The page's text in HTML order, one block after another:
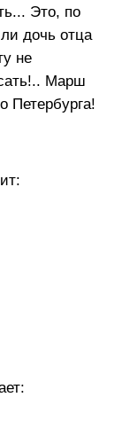
Это, по
дочь отца
не
Марш
Петербурга!